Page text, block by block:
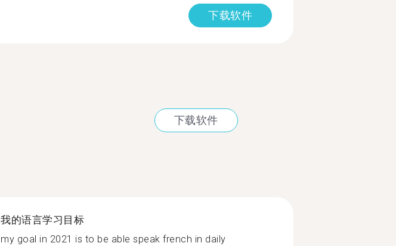
下载软件
下载软件
我的语言学习目标
my goal in 2021 is to be able speak french in daily